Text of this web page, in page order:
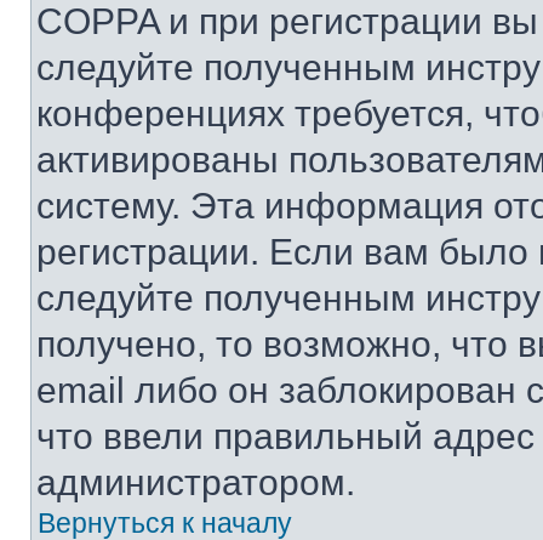
COPPA и при регистрации
следуйте полученным
конференциях требуется,
активированы
систему. Эта информация
регистрации. Если вам
следуйте полученным
получено, то возможно, что
email либо он
что ввели правильный адрес
администратором.
Вернуться к началу